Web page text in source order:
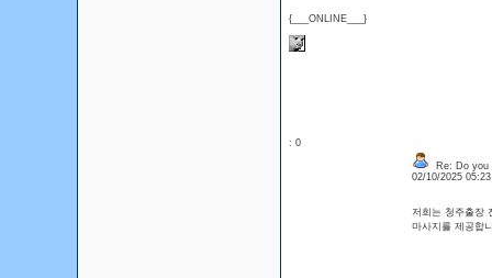
{___ONLINE___}
: 0
Re: Do you
02/10/2025
저희는 청주출장
마사지를 제공